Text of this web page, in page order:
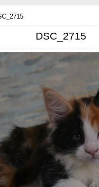
DSC_2715